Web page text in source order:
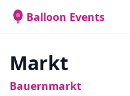
Balloon Events
Markt
Bauernmarkt